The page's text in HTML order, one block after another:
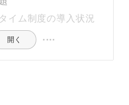
イム制度の導入状況
開く